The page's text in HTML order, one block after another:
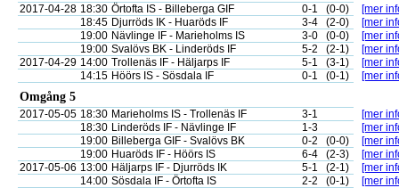
2017-04-28 18:30 Örtofta IS - Billeberga GIF 0-1 (0-0)
[mer
18:45 Djurröds IK - Huaröds IF 3-4 (2-0)
[mer
19:00 Nävlinge IF - Marieholms IS 3-0 (0-0)
[mer
19:00 Svalövs BK - Linderöds IF 5-2 (2-1)
[mer
2017-04-29 14:00 Trollenäs IF - Häljarps IF 5-1 (3-1)
[mer
14:15 Höörs IS - Sösdala IF 0-1 (0-1) [mer
Omgång 5
2017-05-05 18:30 Marieholms IS - Trollenäs IF 3-1
[mer
18:30 Linderöds IF - Nävlinge IF 1-3
[mer
19:00 Billeberga GIF - Svalövs BK 0-2 (0-0)
[mer
19:00 Huaröds IF - Höörs IS 6-4 (2-3)
[mer
2017-05-06 13:00 Häljarps IF - Djurröds IK 5-1 (2-1)
[mer
14:00 Sösdala IF - Örtofta IS 2-2 (0-1) [mer